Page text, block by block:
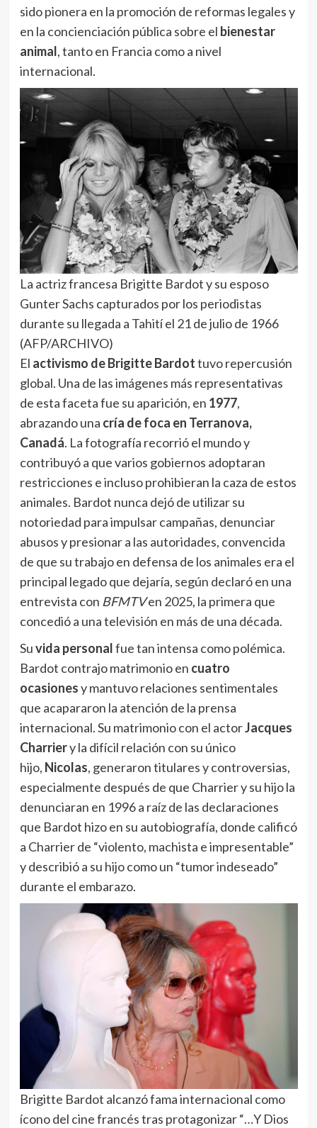
sido pionera en la promoción de reformas legales y
en la concienciación pública sobre el bienestar
animal, tanto en Francia como a nivel
internacional.
La actriz francesa Brigitte Bardot y su esposo
Gunter Sachs capturados por los periodistas
durante su llegada a Tahití el 21 de julio de 1966
(AFP/ARCHIVO)
El activismo de Brigitte Bardottuvo repercusión
global. Una de las imágenes más representativas
de esta faceta fue su aparición, en 1977,
abrazando una cría de foca en Terranova,
Canadá. La fotografía recorrió el mundo y
contribuyó a que varios gobiernos adoptaran
restricciones e incluso prohibieran la caza de estos
animales. Bardot nunca dejó de utilizar su
notoriedad para impulsar campañas, denunciar
abusos y presionar a las autoridades, convencida
de que su trabajo en defensa de los animales era el
principal legado que dejaría, según declaró en una
entrevista con BFMTVen 2025, la primera que
concedió a una televisión en más de una década.
Suvida personalfue tan intensa como polémica.
Bardot contrajo matrimonio en cuatro
ocasionesy mantuvo relaciones sentimentales
que acapararon la atención de la prensa
internacional. Su matrimonio con el actorJacques
Charriery la difícil relación con su único
hijo, Nicolas, generaron titulares y controversias,
especialmente después de que Charrier y su hijo la
denunciaran en 1996 a raíz de las declaraciones
que Bardot hizo en su autobiografía, donde calificó
a Charrier de “violento, machista e impresentable”
y describió a su hijo como un “tumor indeseado”
durante el embarazo.
Brigitte Bardot alcanzó fama internacional como
ícono del cine francés tras protagonizar “…Y Dios